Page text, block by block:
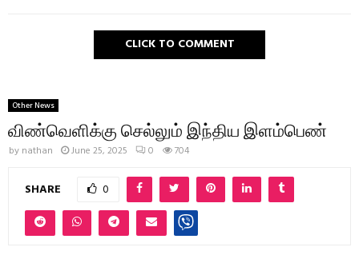
CLICK TO COMMENT
Other News
விண்வெளிக்கு செல்லும் இந்திய இளம்பெண்
by nathan June 25, 2025 0 704
SHARE 0